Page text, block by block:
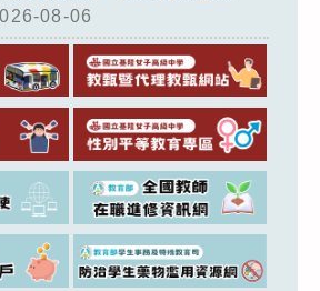
08-06